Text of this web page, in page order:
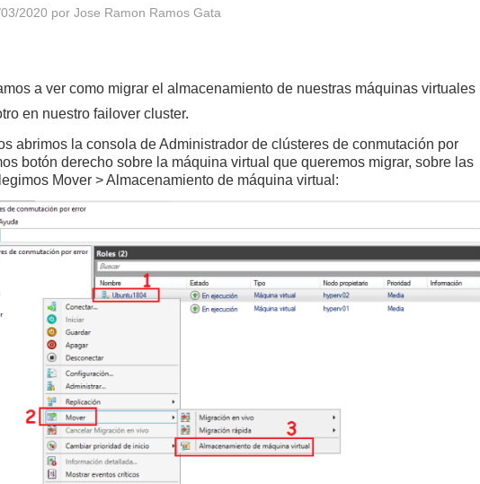
2020 por Jose Ramon Ramos Gata
a ver como migrar el almacenamiento de nuestras máquinas virtuales
en nuestro failover cluster.
abrimos la consola de Administrador de clústeres de conmutación por
botón derecho sobre la máquina virtual que queremos migrar, sobre las
Mover > Almacenamiento de máquina virtual: